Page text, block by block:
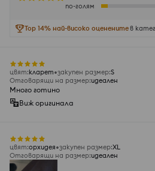
по-голям
Top 14% най-високо оценените в
цвят:кларет закупен размер:S
Отговарящи на размер:идеален
Много готино
Виж оригинала
цвят:орхидея закупен размер:XL
Отговарящи на размер:идеален